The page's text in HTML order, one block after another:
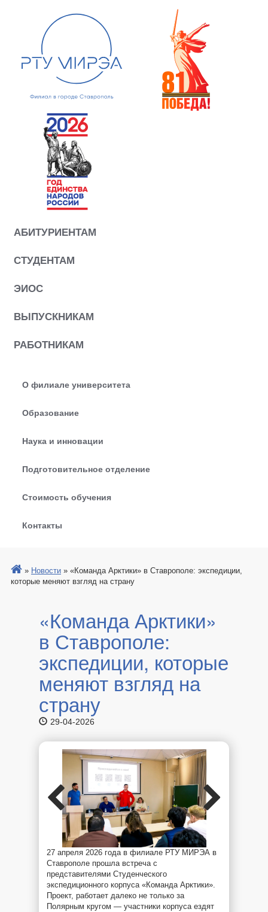
АБИТУРИЕНТАМ
СТУДЕНТАМ
ЭИОС
ВЫПУСКНИКАМ
РАБОТНИКАМ
О филиале университета
Образование
Наука и инновации
Подготовительное отделение
Стоимость обучения
Контакты
» Новости » «Команда Арктики» в Ставрополе: экспедиции,
которые меняют взгляд на страну
«Команда Арктики»
в Ставрополе:
экспедиции, которые
меняют взгляд на
страну
29-04-2026
27 апреля 2026 года в филиале РТУ МИРЭА в
Ставрополе прошла встреча с
представителями Студенческого
экспедиционного корпуса «Команда Арктики».
Проект, работает далеко не только за
Полярным кругом — участники корпуса ездят